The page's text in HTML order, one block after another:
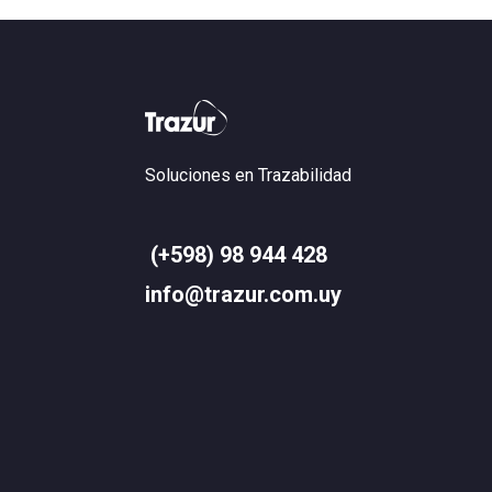
Soluciones en Trazabilidad
(+598) 98 944 428
info@trazur.com.uy